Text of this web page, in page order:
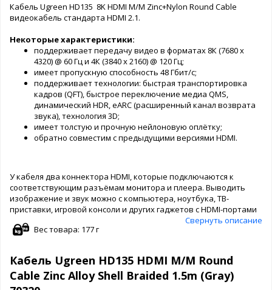
Кабель Ugreen HD135 8K HDMI M/M Zinc+Nylon Round Cable
видеокабель стандарта HDMI 2.1.
Некоторые характеристики:
поддерживает передачу видео в форматах 8К (7680 х
4320) @ 60 Гц и 4К (3840 x 2160) @ 120 Гц;
имеет пропускную способность 48 Гбит/с;
поддерживает технологии: быстрая транспортировка
кадров (QFT), быстрое переключение медиа QMS,
динамический HDR, eARC (расширенный канал возврата
звука), технология 3D;
имеет толстую и прочную нейлоновую оплётку;
обратно совместим с предыдущими версиями HDMI.
У кабеля два коннектора HDMI, которые подключаются к
соответствующим разъёмам монитора и плеера. Выводить
изображение и звук можно с компьютера, ноутбука, ТВ-
приставки, игровой консоли и других гаджетов с HDMI-портами
Свернуть описание
Вес товара: 177 г
Кабель Ugreen HD135 HDMI M/M Round
Cable Zinc Alloy Shell Braided 1.5m (Gray)